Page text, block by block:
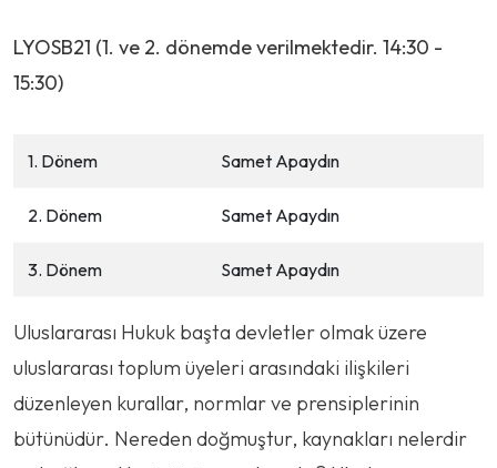
LYOSB21 (1. ve 2. dönemde verilmektedir. 14:30 -
15:30)
1. Dönem Samet Apaydın
2. Dönem Samet Apaydın
3. Dönem Samet Apaydın
Uluslararası Hukuk başta devletler olmak üzere
uluslararası toplum üyeleri arasındaki ilişkileri
düzenleyen kurallar, normlar ve prensiplerinin
bütünüdür. Nereden doğmuştur, kaynakları nelerdir